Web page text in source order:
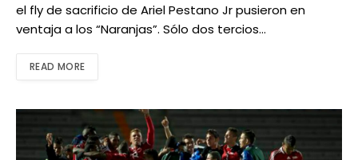
el fly de sacrificio de Ariel Pestano Jr pusieron en
ventaja a los “Naranjas”. Sólo dos tercios…
READ MORE